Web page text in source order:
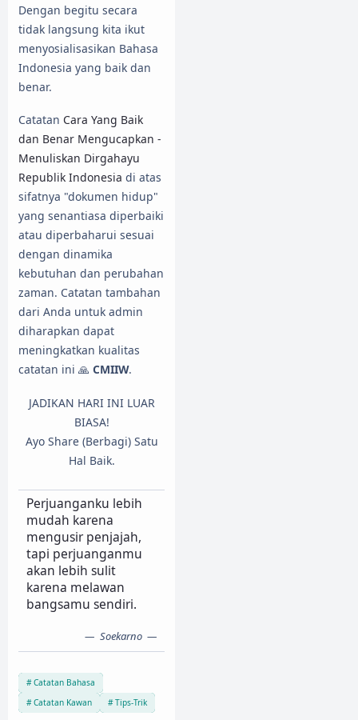
Dengan begitu secara
tidak langsung kita ikut
menyosialisasikan Bahasa
Indonesia yang baik dan
benar.
Catatan Cara Yang Baik
dan Benar Mengucapkan -
Menuliskan Dirgahayu
Republik Indonesia di atas
sifatnya "dokumen hidup"
yang senantiasa diperbaiki
atau diperbaharui sesuai
dengan dinamika
kebutuhan dan perubahan
zaman. Catatan tambahan
dari Anda untuk admin
diharapkan dapat
meningkatkan kualitas
catatan ini 🙏 CMIIW.
JADIKAN HARI INI LUAR
BIASA!
Ayo Share (Berbagi) Satu
Hal Baik.
Perjuanganku lebih
mudah karena
mengusir penjajah,
tapi perjuanganmu
akan lebih sulit
karena melawan
bangsamu sendiri.
Soekarno
Catatan Bahasa
Catatan Kawan
Tips-Trik